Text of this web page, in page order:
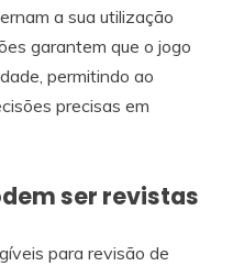
a sua utilização
garantem que o jogo
permitindo ao
precisas em
ser revistas
para revisão de